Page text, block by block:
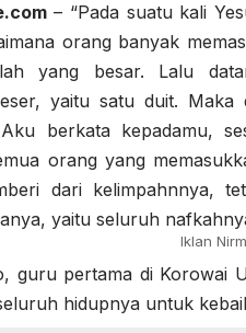
– “Pada suatu kali
orang banyak
yang besar. Lalu
yaitu satu duit.
berkata kepadamu,
orang yang
dari kelimpahnnya,
yaitu seluruh
Iklan
guru pertama di Korowai
hidupnya untuk